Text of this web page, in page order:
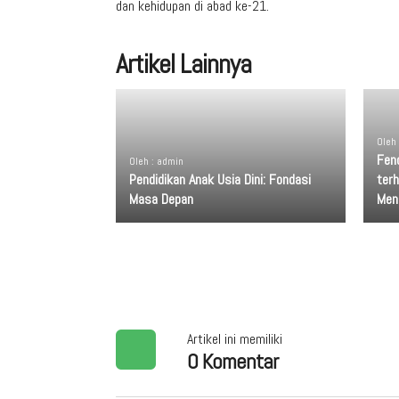
dan kehidupan di abad ke-21.
Artikel Lainnya
Oleh : admin
Pendidikan Anak Usia Dini: Fondasi
Masa Depan
Artikel ini memiliki
0 Komentar